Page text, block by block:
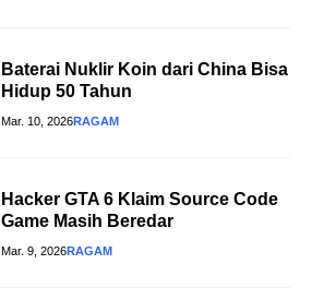
Baterai Nuklir Koin dari China Bisa
Hidup 50 Tahun
Mar. 10, 2026RAGAM
Hacker GTA 6 Klaim Source Code
Game Masih Beredar
Mar. 9, 2026RAGAM